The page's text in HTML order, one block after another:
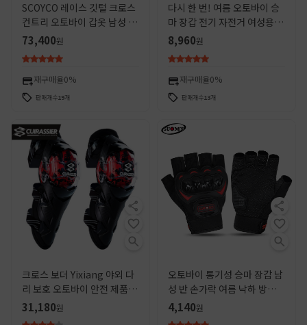
SCOYCO 레이스 깃털 크로스
컨트리 오토바이 갑옷 남성 보
호 안티-가을 기사 장비 갑옷
조끼 사계절 장비
73,400원
재구매율0%
판매개수19개
다시 한 번! 여름 오토바이 승
마 장갑 전기 자전거 여성용 보
호 장비 남성용 오토바이 낙하
방지
8,960원
재구매율0%
판매개수13개
크로스 보더 Yixiang 야외 다
리 보호 오토바이 안전 제품 기
사 무릎 보호 오프로드 레이싱
활동 관절
31,180원
오토바이 통기성 승마 장갑 남
성 반 손가락 여름 낙하 방지
자체 추진 오토바이 여름 승마
보호 장비
4,140원